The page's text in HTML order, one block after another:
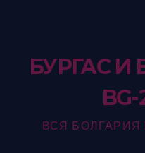
БУРГАС И
ВСЯ